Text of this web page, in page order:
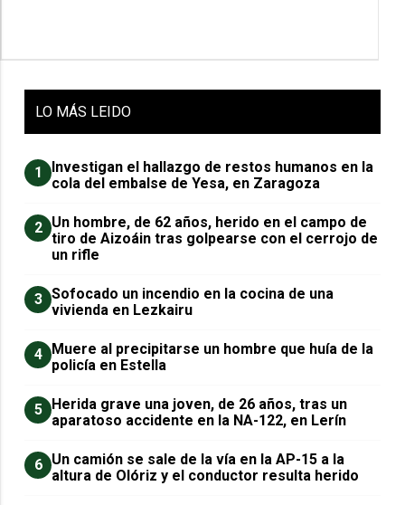
LO MÁS LEIDO
1
Investigan el hallazgo de restos humanos en la
cola del embalse de Yesa, en Zaragoza
2 Un hombre, de 62 años, herido en el campo de
tiro de Aizoáin tras golpearse con el cerrojo de
un rifle
3 Sofocado un incendio en la cocina de una
vivienda en Lezkairu
4 Muere al precipitarse un hombre que huía de la
policía en Estella
5 Herida grave una joven, de 26 años, tras un
aparatoso accidente en la NA-122, en Lerín
6 Un camión se sale de la vía en la AP-15 a la
altura de Olóriz y el conductor resulta herido